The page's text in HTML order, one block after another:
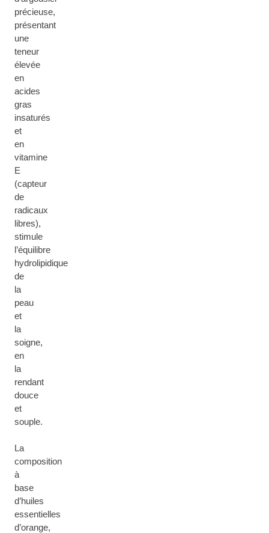
précieuse,
présentant
une
teneur
élevée
en
acides
gras
insaturés
et
en
vitamine
E
(capteur
de
radicaux
libres),
stimule
l’équilibre
hydrolipidique
de
la
peau
et
la
soigne,
en
la
rendant
douce
et
souple.
La
composition
à
base
d’huiles
essentielles
d’orange,